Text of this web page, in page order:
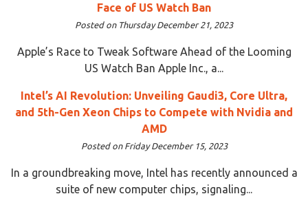
Face of US Watch Ban
Posted on Thursday December 21, 2023
Apple’s Race to Tweak Software Ahead of the Looming
US Watch Ban Apple Inc., a...
Intel’s AI Revolution: Unveiling Gaudi3, Core Ultra,
and 5th-Gen Xeon Chips to Compete with Nvidia and
AMD
Posted on Friday December 15, 2023
In a groundbreaking move, Intel has recently announced a
suite of new computer chips, signaling...